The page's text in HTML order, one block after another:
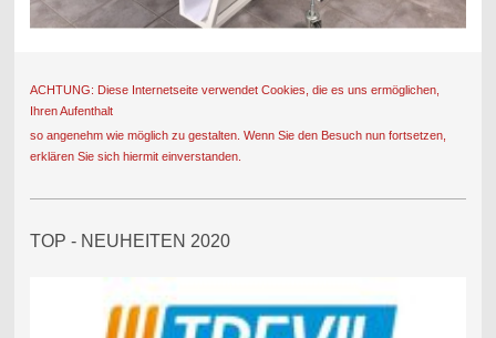
ACHTUNG: Diese Internetseite verwendet Cookies, die es uns ermöglichen,
Ihren Aufenthalt
so angenehm wie möglich zu gestalten. Wenn Sie den Besuch nun fortsetzen,
erklären Sie sich hiermit einverstanden.
TOP - NEUHEITEN 2020